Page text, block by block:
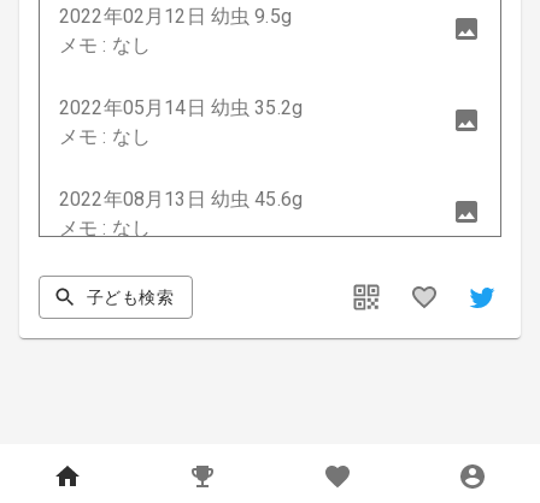
2022年02月12日 幼虫 9.5g
メモ : なし
2022年05月14日 幼虫 35.2g
メモ : なし
2022年08月13日 幼虫 45.6g
メモ : なし
2023年12月20日 成虫 57mm
メモ : なし
子ども検索